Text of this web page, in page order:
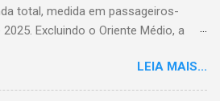
total, medida em passageiros-
Excluindo o Oriente Médio, a
ponto percentual em comparação
com junho de 2025. Excluindo o
LEIA MAIS...